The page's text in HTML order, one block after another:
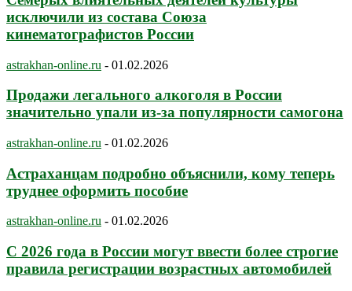
исключили из состава Союза
кинематографистов России
astrakhan-online.ru - 01.02.2026
Продажи легального алкоголя в России
значительно упали из-за популярности самогона
astrakhan-online.ru - 01.02.2026
Астраханцам подробно объяснили, кому теперь
труднее оформить пособие
astrakhan-online.ru - 01.02.2026
С 2026 года в России могут ввести более строгие
правила регистрации возрастных автомобилей